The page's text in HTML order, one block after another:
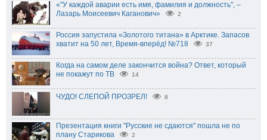
«"У каждой аварии есть имя, фамилия и должность", –
Лазарь Моисеевич Каганович»
2
Россия запустила «Золотого титана» в Арктике. Запасов
хватит на 50 лет, Время-вперёд! №718
37
Когда на самом деле закончится война? Ответ, который
не покажут по ТВ
14
ЧУДО! СЛЕПОЙ ПРОЗРЕЛ! 8
Презентация книги "Русские не сдаются" пошла не по
плану Старикова
2